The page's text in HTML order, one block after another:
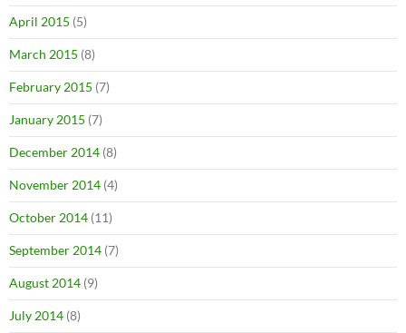
April 2015 (5)
March 2015 (8)
February 2015 (7)
January 2015 (7)
December 2014 (8)
November 2014 (4)
October 2014 (11)
September 2014 (7)
August 2014 (9)
July 2014 (8)